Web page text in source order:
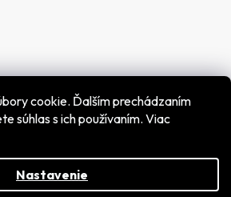
cookie. Ďalším prechádzaním
súhlas s ich používaním. Viac
Nastavenie
vyhradené.